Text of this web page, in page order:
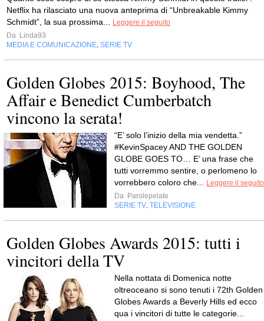
Netflix ha rilasciato una nuova anteprima di “Unbreakable Kimmy
Schmidt”, la sua prossima...
Leggere il seguito
Da Linda93
MEDIA E COMUNICAZIONE SERIE TV
Golden Globes 2015: Boyhood, The
Affair e Benedict Cumberbatch
vincono la serata!
“E’ solo l’inizio della mia vendetta.”
#KevinSpacey AND THE GOLDEN
GLOBE GOES TO… E’ una frase che
tutti vorremmo sentire, o perlomeno lo
vorrebbero coloro che...
Leggere il seguito
Da Parolepelate
SERIE TV TELEVISIONE
Golden Globes Awards 2015: tutti i
vincitori della TV
Nella nottata di Domenica notte
oltreoceano si sono tenuti i 72th Golden
Globes Awards a Beverly Hills ed ecco
qua i vincitori di tutte le categorie...